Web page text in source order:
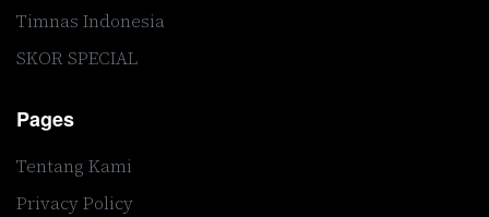
Timnas Indonesia
SKOR SPECIAL
Pages
Tentang Kami
Privacy Policy